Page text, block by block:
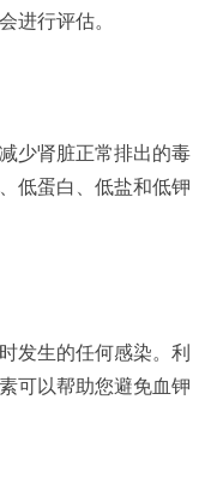
进行评估。
少肾脏正常排出的毒
低蛋白、低盐和低钾
发生的任何感染。利
可以帮助您避免血钾